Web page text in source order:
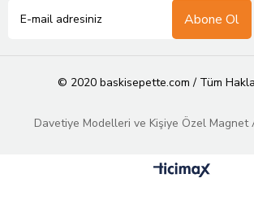
Abone Ol
© 2020 baskisepette.com / Tüm
Davetiye Modelleri ve Kişiye Özel Magnet